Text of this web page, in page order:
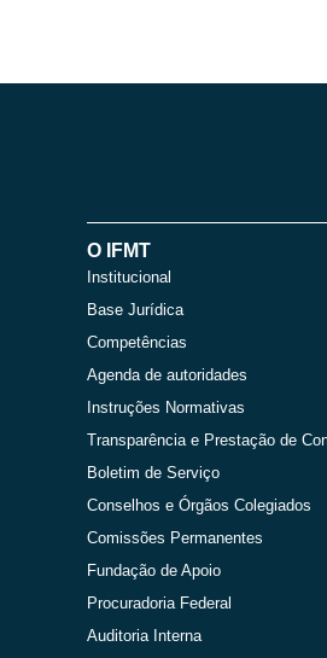
O IFMT
Institucional
Base Jurídica
Competências
Agenda de autoridades
Instruções Normativas
Transparência e Prestação de
Boletim de Serviço
Conselhos e Órgãos Colegiados
Comissões Permanentes
Fundação de Apoio
Procuradoria Federal
Auditoria Interna